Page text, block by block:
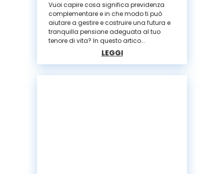
Vuoi capire cosa significa previdenza
complementare e in che modo ti può
aiutare a gestire e costruire una futura e
tranquilla pensione adeguata al tuo
tenore di vita? In questo artico...
LEGGI